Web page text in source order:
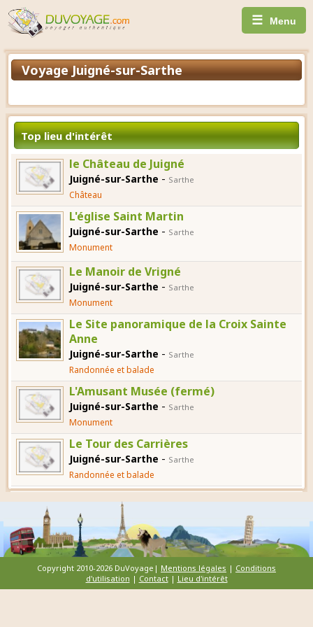
☰ Menu
Voyage Juigné-sur-Sarthe
Top lieu d'intérêt
le Château de Juigné
Juigné-sur-Sarthe - Sarthe
Château
L'église Saint Martin
Juigné-sur-Sarthe - Sarthe
Monument
Le Manoir de Vrigné
Juigné-sur-Sarthe - Sarthe
Monument
Le Site panoramique de la Croix Sainte
Anne
Juigné-sur-Sarthe - Sarthe
Randonnée et balade
L'Amusant Musée (fermé)
Juigné-sur-Sarthe - Sarthe
Monument
Le Tour des Carrières
Juigné-sur-Sarthe - Sarthe
Randonnée et balade
Copyright 2010-2026 DuVoyage| Mentions légales | Conditions
d'utilisation | Contact| Lieu d'intérêt